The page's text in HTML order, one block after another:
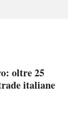
oltre 25
italiane